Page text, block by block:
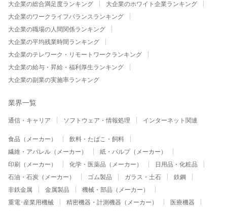
大企業の総合満足度ランキング
大企業のホワイト企業ランキング
大企業のワークライフバランスランキング
大企業の職場の人間関係ランキング
大企業の平均残業時間ランキング
大企業のテレワーク・リモートワークランキング
大企業の給与・昇給・福利厚生ランキング
大企業の副業の実施率ランキング
業界一覧
通信・キャリア ソフトウェア・情報処理 インターネット関連
食品（メーカー）
飲料・たばこ・飼料
繊維・アパレル（メーカー）
紙・パルプ（メーカー）
印刷（メーカー）
化学・医薬品（メーカー）
日用品・化粧品
石油・石炭（メーカー）
ゴム製品 ガラス・土石
鉄鋼
非鉄金属
金属製品
機械・部品（メーカー）
重電･産業用機械
精密機器・計測機器（メーカー）
医療機器